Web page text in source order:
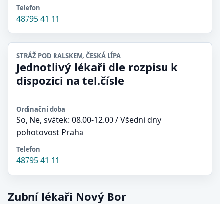
Telefon
48795 41 11
STRÁŽ POD RALSKEM, ČESKÁ LÍPA
Jednotlivý lékaři dle rozpisu k
dispozici na tel.čísle
Ordinační doba
So, Ne, svátek: 08.00-12.00 / Všední dny
pohotovost Praha
Telefon
48795 41 11
Zubní lékaři Nový Bor